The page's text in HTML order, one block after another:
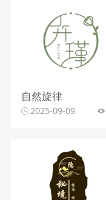
自然旋律
2025-09-09